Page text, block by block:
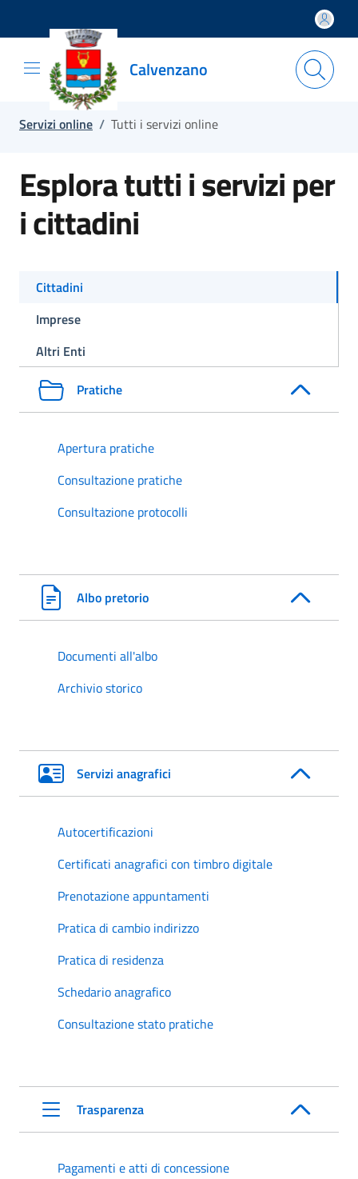
Salta e vai al contenuto
Salta e vai al footer
Calvenzano
Servizi online / Tutti i servizi online
Esplora tutti i servizi per
i cittadini
Cittadini
Imprese
Altri Enti
Pratiche
Apertura pratiche
Consultazione pratiche
Consultazione protocolli
Albo pretorio
Documenti all'albo
Archivio storico
Servizi anagrafici
Autocertificazioni
Certificati anagrafici con timbro digitale
Prenotazione appuntamenti
Pratica di cambio indirizzo
Pratica di residenza
Schedario anagrafico
Consultazione stato pratiche
Trasparenza
Pagamenti e atti di concessione